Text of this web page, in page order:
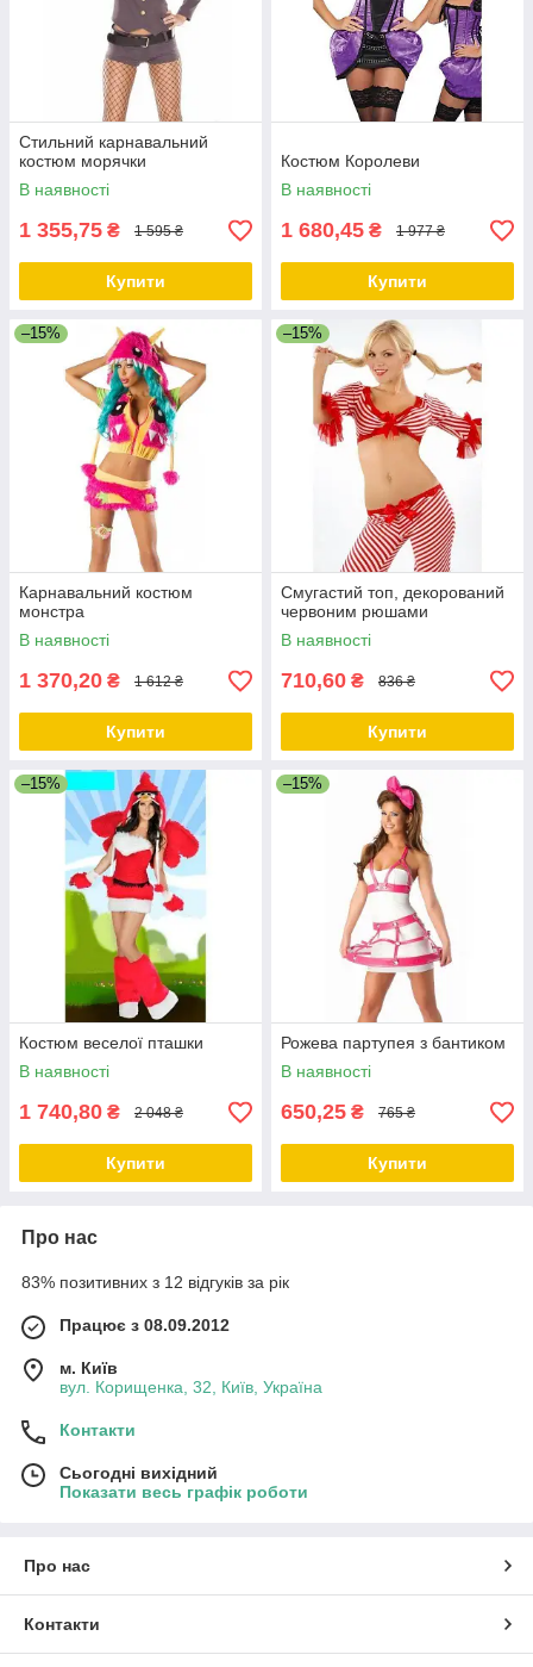
Стильний карнавальний
костюм морячки
В наявності
1 355,75 ₴ 1 595 ₴
Купити
Костюм Королеви
В наявності
1 680,45 ₴ 1 977 ₴
Купити
–15%
Карнавальний костюм
монстра
В наявності
1 370,20 ₴ 1 612 ₴
Купити
–15%
Смугастий топ, декорований
червоним рюшами
В наявності
710,60 ₴ 836 ₴
Купити
–15%
Костюм веселої пташки
В наявності
1 740,80 ₴ 2 048 ₴
Купити
–15%
Рожева партупея з бантиком
В наявності
650,25 ₴ 765 ₴
Купити
Про нас
83% позитивних з 12 відгуків за рік
Працює з 08.09.2012
м. Київ
вул. Корищенка, 32, Київ, Україна
Контакти
Сьогодні вихідний
Показати весь графік роботи
Про нас
Контакти